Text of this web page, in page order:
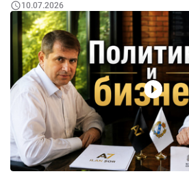
Запущена технология политической
аудитория находится не в Молдове.
организованный характер. Первая
повысить статус Гуцул в глазах
подготовка будущих выборов
исключать и более жёсткие
10.07.2026